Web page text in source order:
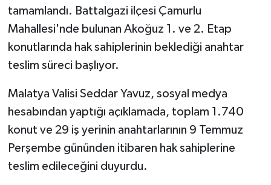
tamamlandı. Battalgazi ilçesi Çamurlu
Mahallesi'nde bulunan Akoğuz 1. ve 2. Etap
konutlarında hak sahiplerinin beklediği anahtar
teslim süreci başlıyor.
Malatya Valisi Seddar Yavuz, sosyal medya
hesabından yaptığı açıklamada, toplam 1.740
konut ve 29 iş yerinin anahtarlarının 9 Temmuz
Perşembe gününden itibaren hak sahiplerine
teslim edileceğini duyurdu.